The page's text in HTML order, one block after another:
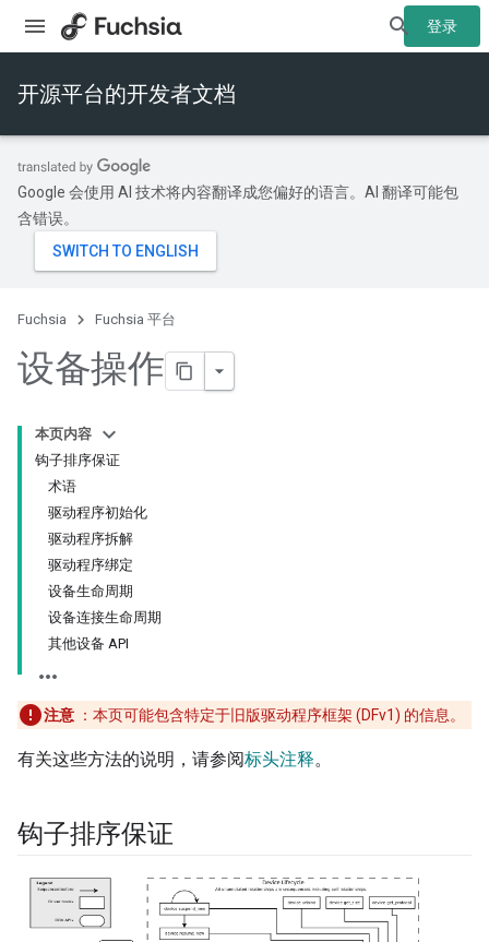
登录
开源平台的开发者文档
Google 会使用 AI 技术将内容翻译成您偏好的语言。AI 翻译可能包
含错误。
Fuchsia Fuchsia 平台
设备操作
本页内容
钩子排序保证
术语
驱动程序初始化
驱动程序拆解
驱动程序绑定
设备生命周期
设备连接生命周期
其他设备 API
注意 ：本页可能包含特定于旧版驱动程序框架 (DFv1) 的信息。
有关这些方法的说明，请参阅标头注释。
钩子排序保证